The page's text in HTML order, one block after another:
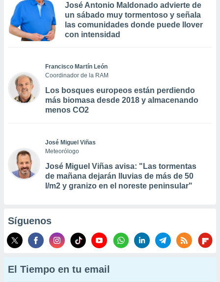
José Antonio Maldonado advierte de
un sábado muy tormentoso y señala
las comunidades donde puede llover
con intensidad
Francisco Martín León
Coordinador de la RAM
Los bosques europeos están perdiendo
más biomasa desde 2018 y almacenando
menos CO2
José Miguel Viñas
Meteorólogo
José Miguel Viñas avisa: "Las tormentas
de mañana dejarán lluvias de más de 50
l/m2 y granizo en el noreste peninsular"
Síguenos
El Tiempo en tu email